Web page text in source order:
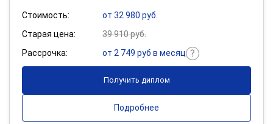
Стоимость:
от 32 980 руб.
Старая цена:
39 910 руб.
Рассрочка:
от 2 749 руб в месяц
Получить диплом
Подробнее